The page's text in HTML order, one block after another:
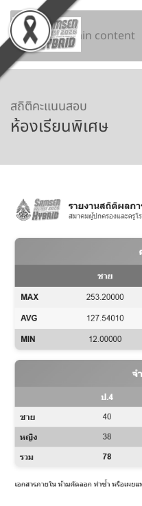
Skip to main content
สถิติคะแนนสอบ
ห้องเรียนพิเศษ